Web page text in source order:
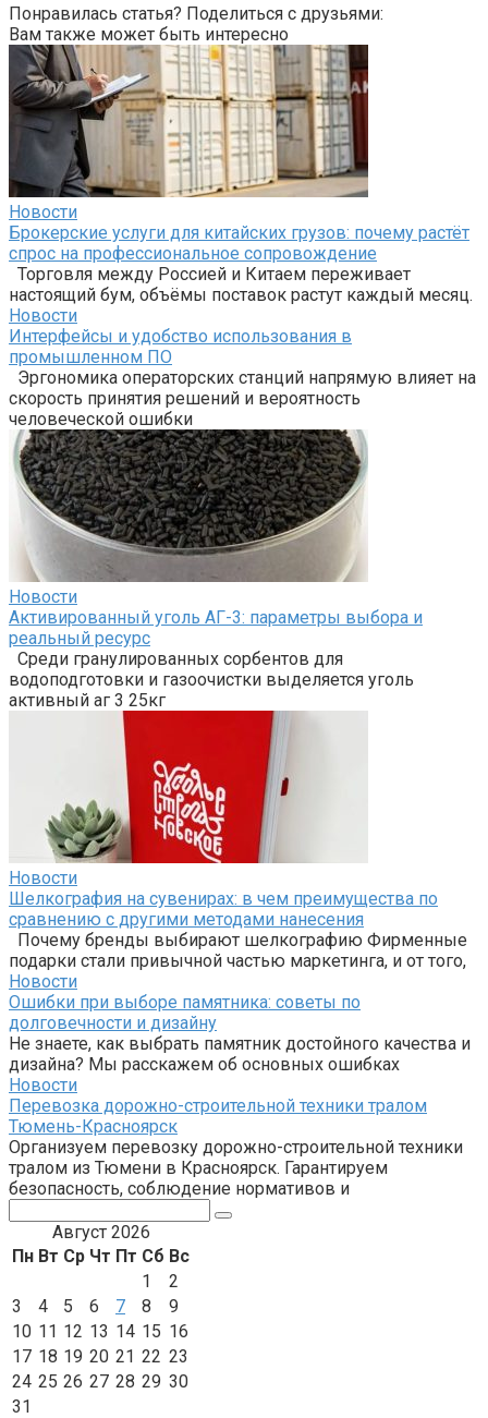
Понравилась статья? Поделиться с друзьями:
Вам также может быть интересно
Новости
Брокерские услуги для китайских грузов: почему растёт
спрос на профессиональное сопровождение
Торговля между Россией и Китаем переживает
настоящий бум, объёмы поставок растут каждый месяц.
Новости
Интерфейсы и удобство использования в
промышленном ПО
Эргономика операторских станций напрямую влияет на
скорость принятия решений и вероятность
человеческой ошибки
Новости
Активированный уголь АГ-3: параметры выбора и
реальный ресурс
Среди гранулированных сорбентов для
водоподготовки и газоочистки выделяется уголь
активный аг 3 25кг
Новости
Шелкография на сувенирах: в чем преимущества по
сравнению с другими методами нанесения
Почему бренды выбирают шелкографию Фирменные
подарки стали привычной частью маркетинга, и от того,
Новости
Ошибки при выборе памятника: советы по
долговечности и дизайну
Не знаете, как выбрать памятник достойного качества и
дизайна? Мы расскажем об основных ошибках
Новости
Перевозка дорожно-строительной техники тралом
Тюмень-Красноярск
Организуем перевозку дорожно-строительной техники
тралом из Тюмени в Красноярск. Гарантируем
безопасность, соблюдение нормативов и
Август 2026
Пн Вт Ср Чт Пт Сб Вс
1
2
3
4 5 6 7 8
9
10 11 12 13 14 15 16
17 18 19 20 21 22 23
24 25 26 27 28 29 30
31